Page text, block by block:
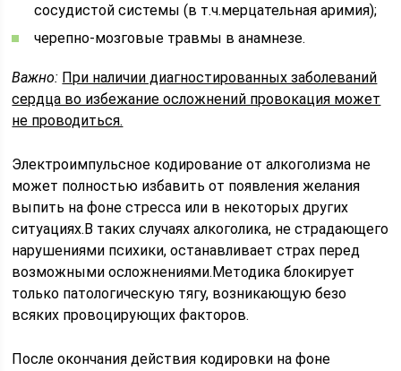
сосудистой системы (в т.ч.мерцательная аримия);
черепно-мозговые травмы в анамнезе.
Важно: При наличии диагностированных заболеваний
сердца во избежание осложнений провокация может
не проводиться.
Электроимпульсное кодирование от алкоголизма не
может полностью избавить от появления желания
выпить на фоне стресса или в некоторых других
ситуациях.В таких случаях алкоголика, не страдающего
нарушениями психики, останавливает страх перед
возможными осложнениями.Методика блокирует
только патологическую тягу, возникающую безо
всяких провоцирующих факторов.
После окончания действия кодировки на фоне